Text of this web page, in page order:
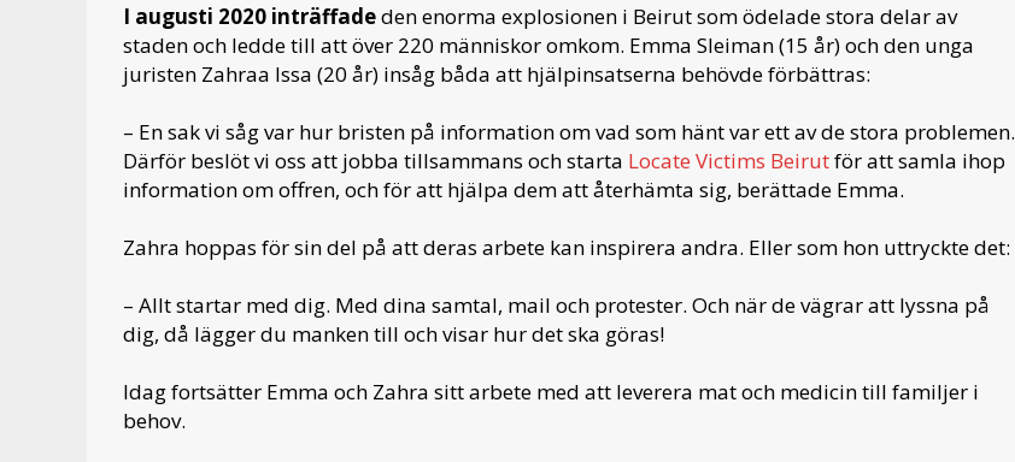
I augusti 2020 inträffadeden enorma explosionen i Beirut som ödelade stora delar av
staden och ledde till att över 220 människor omkom. Emma Sleiman (15 år) och den unga
juristen Zahraa Issa (20 år) insåg båda att hjälpinsatserna behövde förbättras:
– En sak vi såg var hur bristen på information om vad som hänt var ett av de stora problemen.
Därför beslöt vi oss att jobba tillsammans och starta Locate Victims Beirutför att samla ihop
information om offren, och för att hjälpa dem att återhämta sig, berättade Emma.
Zahra hoppas för sin del på att deras arbete kan inspirera andra. Eller som hon uttryckte det:
– Allt startar med dig. Med dina samtal, mail och protester. Och när de vägrar att lyssna på
dig, då lägger du manken till och visar hur det ska göras!
Idag fortsätter Emma och Zahra sitt arbete med att leverera mat och medicin till familjer i
behov.